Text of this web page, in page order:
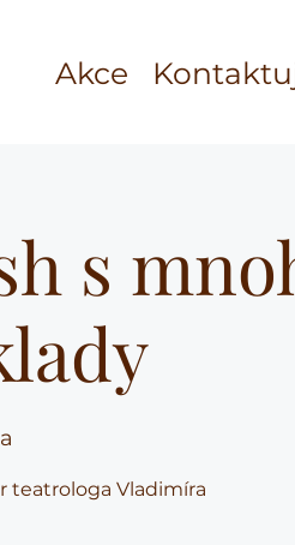
Akce
s
teatrologa Vladimíra